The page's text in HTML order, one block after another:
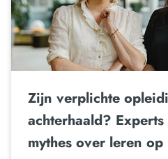
Zijn verplichte
achterhaald?
mythes over leren